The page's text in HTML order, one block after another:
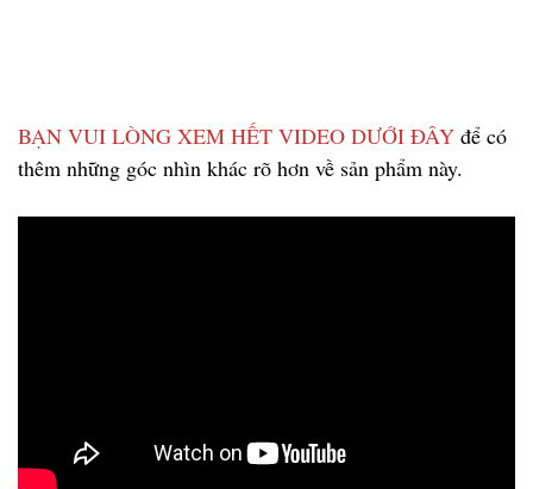
BẠN VUI LÒNG XEM HẾT VIDEO DƯỚI ĐÂY để có
thêm những góc nhìn khác rõ hơn về sản phẩm này.